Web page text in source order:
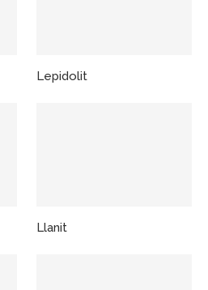
Lepidolit
Llanit